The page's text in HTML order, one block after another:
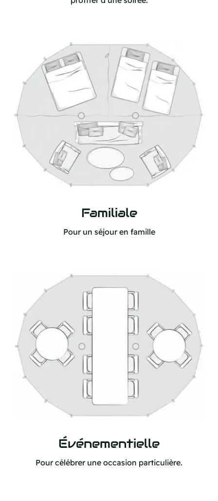
Familiale
Pour un séjour en famille
Événementielle
Pour célébrer une occasion particulière.